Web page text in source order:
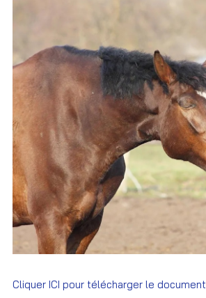
Cliquer ICI pour télécharger le document